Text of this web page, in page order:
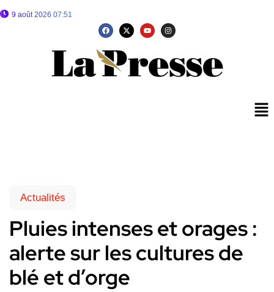
9 août 2026 07:51
Actualités
Pluies intenses et orages :
alerte sur les cultures de
blé et d’orge